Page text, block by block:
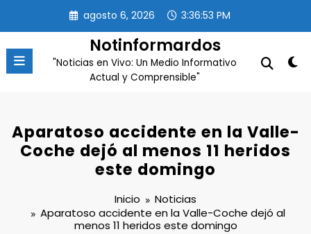
contenido
agosto 6, 2026 3:36:53 PM
Notinformardos
"Noticias en Vivo: Un Medio Informativo
Actual y Comprensible"
Aparatoso accidente en la Valle-
Coche dejó al menos 11 heridos
este domingo
Inicio
Noticias
Aparatoso accidente en la Valle-Coche dejó al
menos 11 heridos este domingo